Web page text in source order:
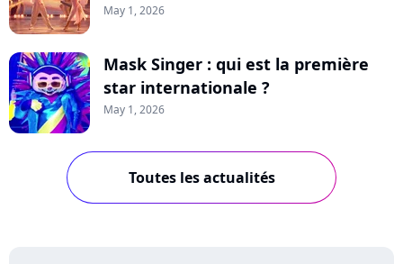
May 1, 2026
Mask Singer : qui est la première
star internationale ?
May 1, 2026
Toutes les actualités